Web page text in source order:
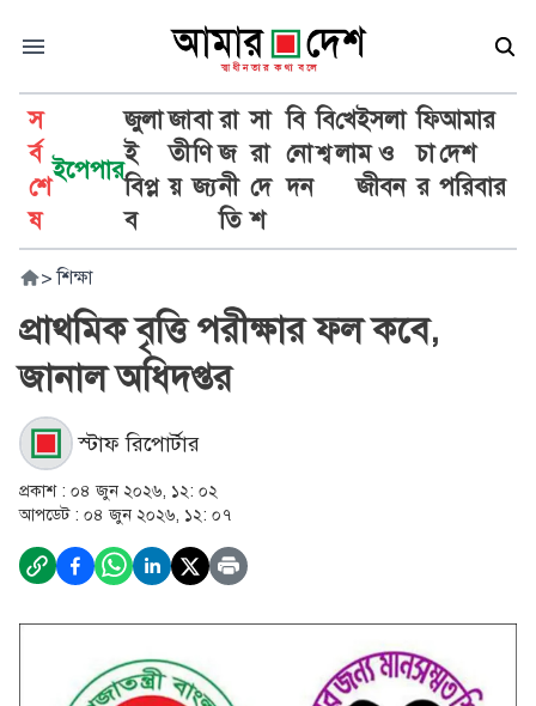
স
র্ব
শে
ষ
ইপেপার
জুলা
ই
বিপ্ল
ব
জা
তী
য়
বা
ণি
জ্য
রা
জ
নী
তি
সা
রা
দে
শ
বি
নো
দন
বি
শ্ব
খে
লা
ইসলা
ম ও
জীবন
ফি
চা
র
আমার
দেশ
পরিবার
> শিক্ষা
প্রাথমিক বৃত্তি পরীক্ষার ফল কবে,
জানাল অধিদপ্তর
স্টাফ রিপোর্টার
প্রকাশ : ০৪ জুন ২০২৬, ১২: ০২
আপডেট : ০৪ জুন ২০২৬, ১২: ০৭